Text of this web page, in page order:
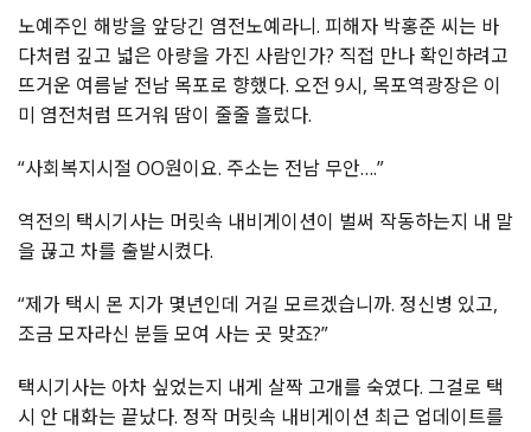
노예주인 해방을 앞당긴 염전노예라니. 피해자 박홍준 씨는 바
다처럼 깊고 넓은 아량을 가진 사람인가? 직접 만나 확인하려고
뜨거운 여름날 전남 목포로 향했다. 오전 9시, 목포역광장은 이
미 염전처럼 뜨거워 땀이 줄줄 흘렀다.
“사회복지시절 OO원이요. 주소는 전남 무안….”
역전의 택시기사는 머릿속 내비게이션이 벌써 작동하는지 내 말
을 끊고 차를 출발시켰다.
“제가 택시 몬 지가 몇년인데 거길 모르겠습니까. 정신병 있고,
조금 모자라신 분들 모여 사는 곳 맞죠?”
택시기사는 아차 싶었는지 내게 살짝 고개를 숙였다. 그걸로 택
시 안 대화는 끝났다. 정작 머릿속 내비게이션 최근 업데이트를